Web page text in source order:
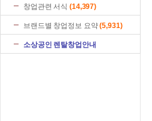
창업관련 서식 (14,397)
브랜드별 창업정보 요약 (5,931)
소상공인 렌탈창업안내